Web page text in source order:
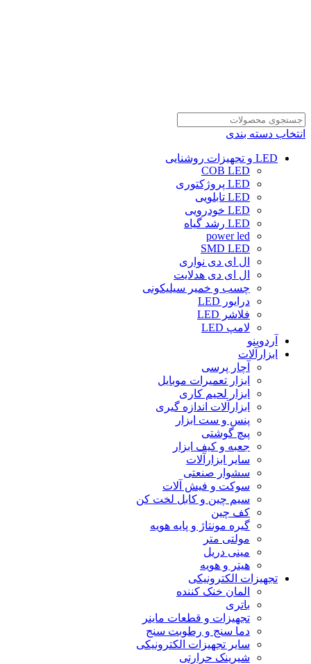
انتخاب دسته بندی
LED و تجهیزات روشنایی
COB LED
LED پروژکتوری
LED تابلویی
LED خودرویی
LED رشد گیاه
power led
SMD LED
ال ای دی نواری
ال ای دی هدلایت
چسب و خمیر سیلیکونی
درایور LED
فلاشر LED
لامپ LED
آردوینو
ابزارآلات
آچار پرسی
ابزار تعمیرات موبایل
ابزار لحیم کاری
ابزارآلات اندازه گیری
پنس و ست ابزار
پیچ گوشتی
جعبه و کیف ابزار
سایر ابزارآلات
سشوار صنعتی
سوکت و فیش آلات
سیم چین و کابل لخت کن
کف چین
گیره مونتاژ و پایه هویه
مولتی متر
مینی دریل
هیتر و هویه
تجهیزات الکترونیکی
المان خنک کننده
باتری
تجهیزات و قطعات ماینر
دما سنج و رطوبت سنج
سایر تجهیزات الکترونیکی
شیرینک حرارتی